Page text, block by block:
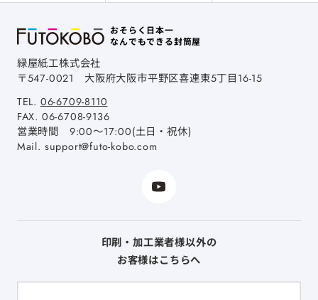
おそらく日本一
なんでもできる封筒屋
緑屋紙工株式会社
〒547-0021 大阪府大阪市平野区喜連東5丁目16-15
TEL. 06-6709-8110
FAX. 06-6708-9136
営業時間 9:00～17:00(土日・祝休)
Mail. support@futo-kobo.com
印刷・加工業者様以外の
お客様はこちらへ